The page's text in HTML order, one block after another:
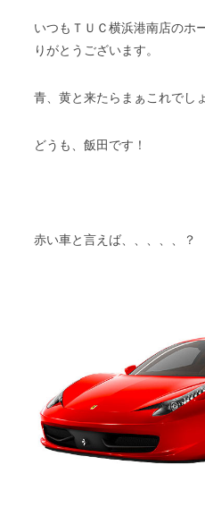
いつもＴＵＣ横浜港南店のホ
りがとうございます。
青、黄と来たらまぁこれでしょ
どうも、飯田です！
赤い車と言えば、、、、、？